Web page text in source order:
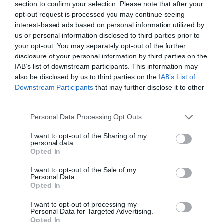
section to confirm your selection. Please note that after your
opt-out request is processed you may continue seeing
interest-based ads based on personal information utilized by
us or personal information disclosed to third parties prior to
your opt-out. You may separately opt-out of the further
disclosure of your personal information by third parties on the
IAB’s list of downstream participants. This information may
also be disclosed by us to third parties on the IAB’s List of
Downstream Participants that may further disclose it to other
Personal Data Processing Opt Outs
I want to opt-out of the Sharing of my
personal data.
Opted In
I want to opt-out of the Sale of my
Personal Data.
Opted In
I want to opt-out of processing my
Personal Data for Targeted Advertising.
Opted In
personnage fictif. Ce n’est pas en un bonjour que vous
pouvez deviner qu’il cuisine à merveille, porte des
caleçons mignons avec des têtes de rennes et adore
manger indien !
2. Faites de la normalité un mythe
Bon OK, on y va un peu fort. Zozo, une fois conquis, ne
va pas se transformer en Hercule. Mais mais mais… Vous
pouvez entretenir la flammèche en maintenant les
étoiles que vous aviez dans les yeux au début. Pour cela,
reproche, énervement, manque d’effort et croyance que
zozo peut changer, que zozo grandit à vos côtés et
revêtira mille facettes… On fait attention à ne pas devenir
une mégère aigrie et blasée en gros !
3. Le jeu de l’amour
Prenez l’amour comme un jeu à durée indéterminée… Il y
a des manches, des doutes, des coups de bluff et des
moments de grâce ultime… Il faut sans cesse se tenir en
alerte, ne jamais se dire que la partie est gagnée…